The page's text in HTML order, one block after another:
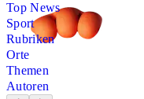
Top News
Sport
Rubriken
Orte
Themen
Autoren